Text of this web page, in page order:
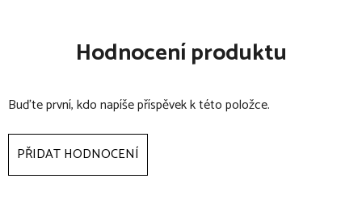
Hodnocení produktu
Buďte první, kdo napíše příspěvek k této položce.
PŘIDAT HODNOCENÍ